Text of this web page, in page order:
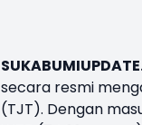
secara resmi
(TJT). Dengan